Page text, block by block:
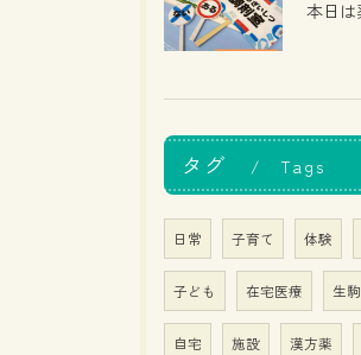
タグ Tags
日常 子育て 体験
子ども 在宅医療 生駒
自宅 施設 漢方薬